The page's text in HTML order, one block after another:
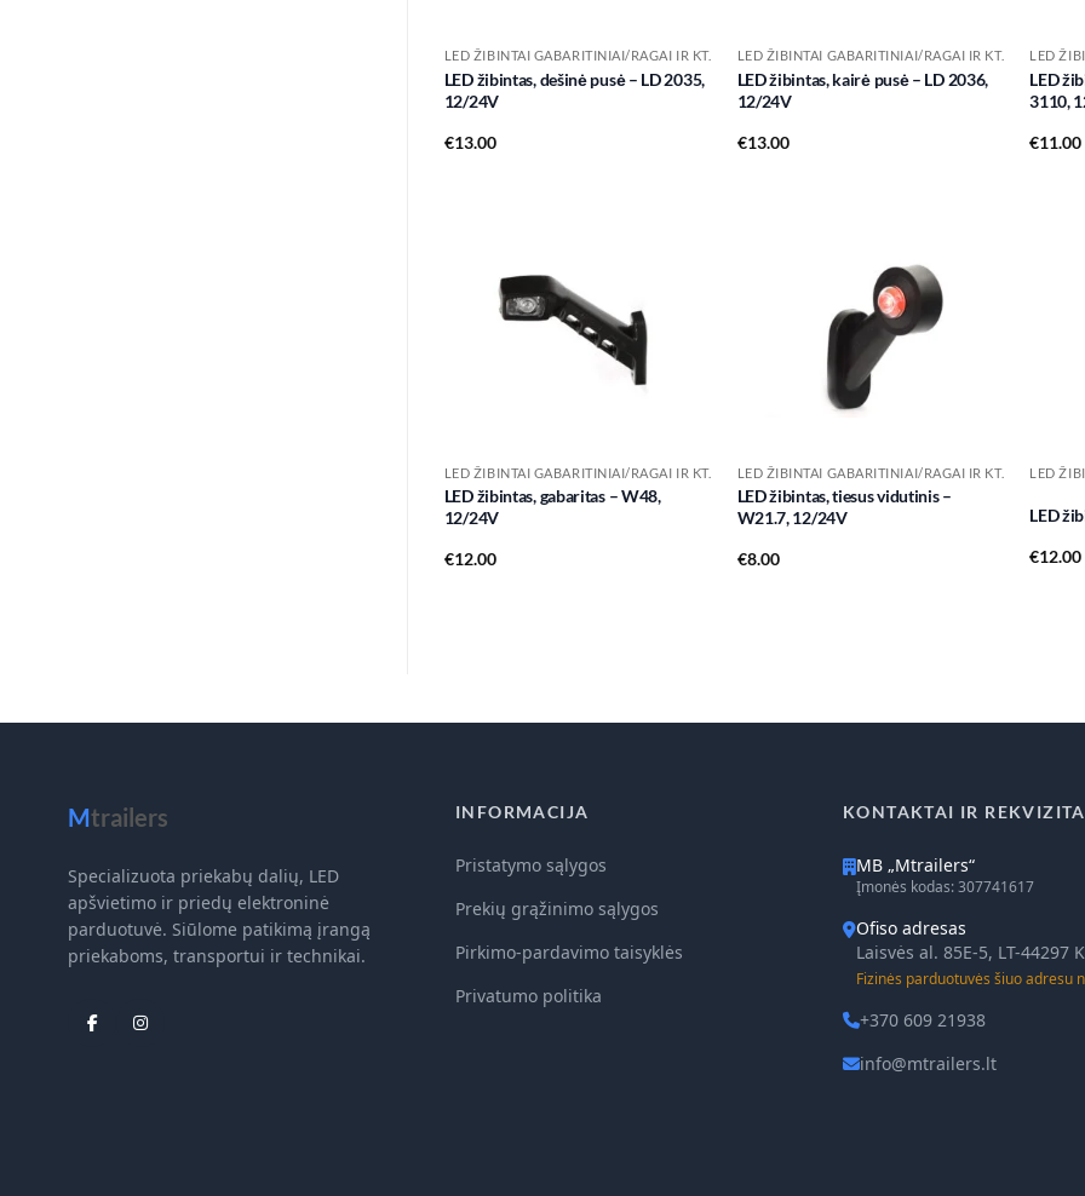
LED ŽIBINTAI GABARITINIAI/RAGAI IR KT.
LED žibintas, dešinė pusė – LD 2035,
12/24V
€13.00
LED ŽIBINTAI GABARITINIAI/RAGAI IR KT.
LED žibintas, kairė pusė – LD 2036,
12/24V
€13.00
LED
LED
3110,
€11.00
LED ŽIBINTAI GABARITINIAI/RAGAI IR KT.
LED žibintas, gabaritas – W48,
12/24V
€12.00
wishlist
LED ŽIBINTAI GABARITINIAI/RAGAI IR KT.
LED žibintas, tiesus vidutinis –
W21.7, 12/24V
€8.00
LED
LED
€12.00
Mtrailers
Specializuota priekabų dalių, LED
apšvietimo ir priedų elektroninė
parduotuvė. Siūlome patikimą įrangą
priekaboms, transportui ir technikai.
INFORMACIJA
Pristatymo sąlygos
Prekių grąžinimo sąlygos
Pirkimo-pardavimo taisyklės
Privatumo politika
KONTAKTAI IR
MB „Mtrailers“
Įmonės kodas: 307741617
Ofiso adresas
Laisvės al. 85E-5, LT-44297
Fizinės parduotuvės šiuo adresu
+370 609 21938
info@mtrailers.lt